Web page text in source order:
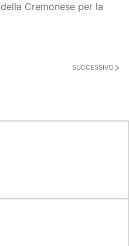
Cremonese per la
SUCCESSIVO